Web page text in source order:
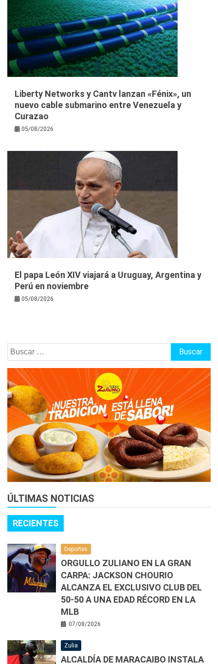
Liberty Networks y Cantv lanzan «Fénix», un
nuevo cable submarino entre Venezuela y
Curazao
05/08/2026
El papa León XIV viajará a Uruguay, Argentina y
Perú en noviembre
05/08/2026
Buscar:
ÚLTIMAS NOTICIAS
RECIENTES
Deportes
ORGULLO ZULIANO EN LA GRAN
CARPA: JACKSON CHOURIO
ALCANZA EL EXCLUSIVO CLUB DEL
50-50 A UNA EDAD RÉCORD EN LA
MLB
07/08/2026
Zulia
ALCALDÍA DE MARACAIBO INSTALA